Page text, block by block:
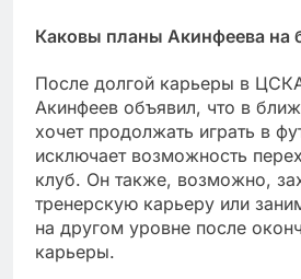
Каковы планы Акинфеева на
После долгой карьеры в
Акинфеев объявил, что в
хочет продолжать играть в
исключает возможность
клуб. Он также, возможно,
тренерскую карьеру или
на другом уровне после
карьеры.